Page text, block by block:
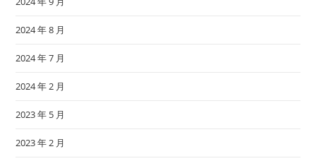
2024 年 8 月
2024 年 7 月
2024 年 2 月
2023 年 5 月
2023 年 2 月